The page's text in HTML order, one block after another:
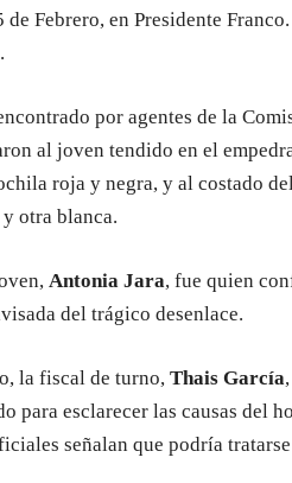
de Febrero, en Presidente
por agentes de la
al joven tendido en el
roja y negra, y al costado
otra blanca.
Antonia Jara, fue quien
del trágico desenlace.
la fiscal de turno, Thais García
para esclarecer las causas del
señalan que podría